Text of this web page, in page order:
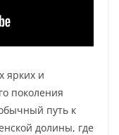
ярких и
поколения
путь к
долины, где